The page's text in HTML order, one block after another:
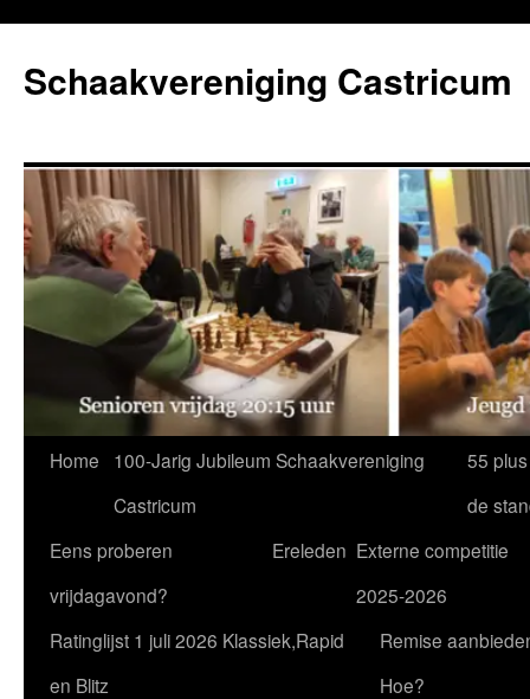
de
inhoud
Schaakvereniging Castricum
Home
100-Jarig Jubileum Schaakvereniging
Castricum
55
de
Eens proberen
vrijdagavond?
Ereleden Externe competitie
2025-2026
Ratinglijst 1 juli 2026 Klassiek,Rapid
en Blitz
Remise
Hoe?